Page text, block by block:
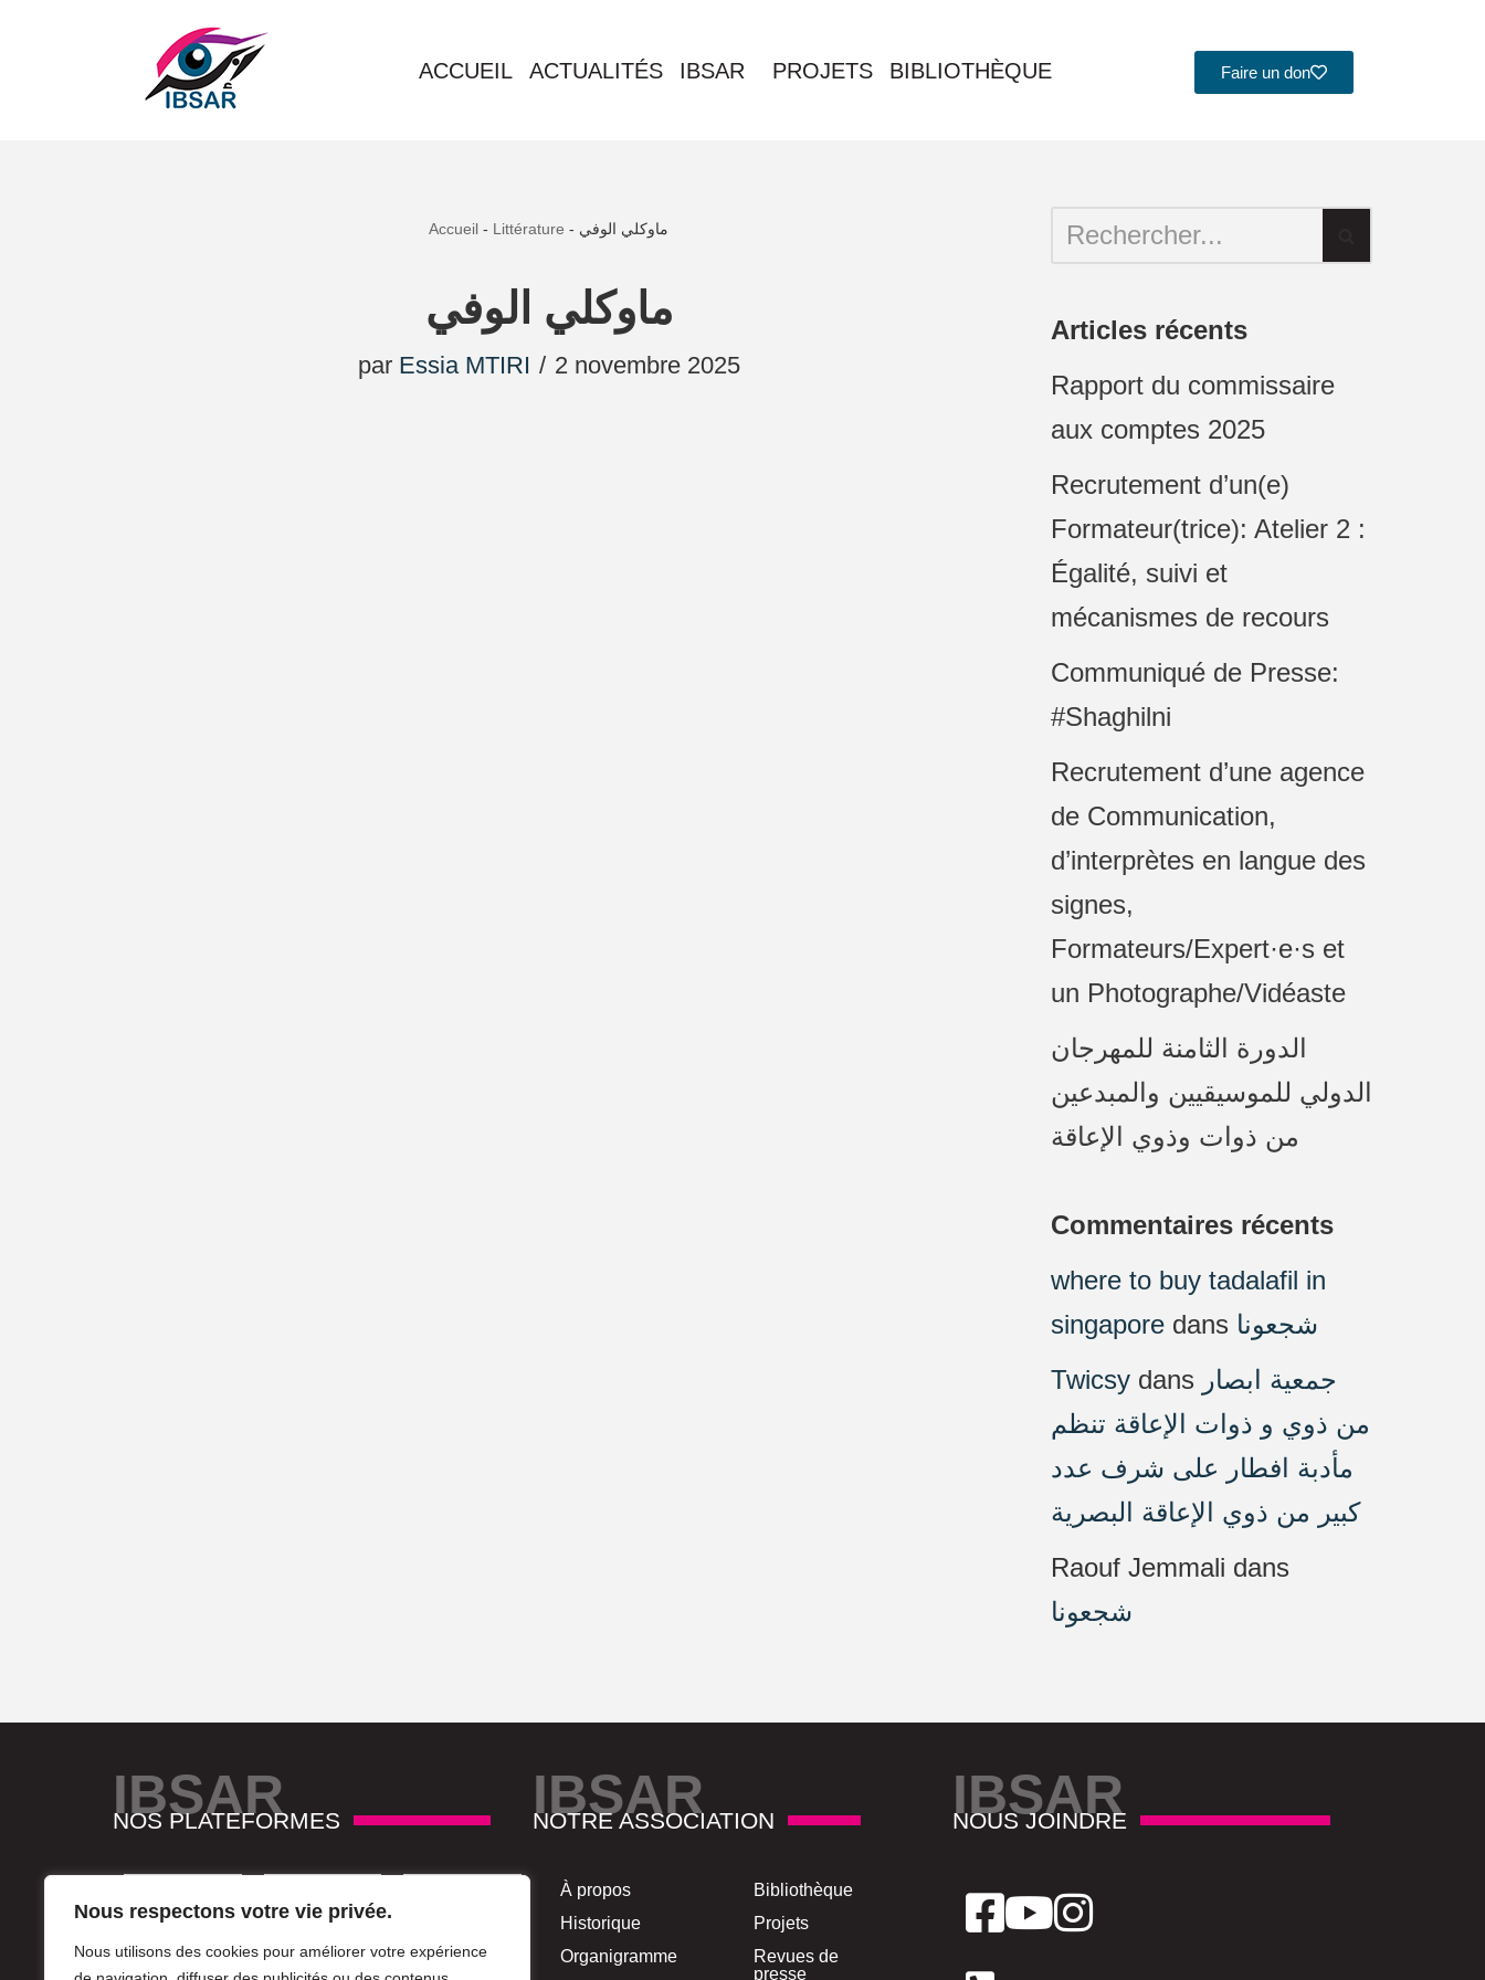
Nous respectons votre vie privée.
Nous utilisons des cookies pour améliorer votre expérience
ACCUEIL ACTUALITÉS IBSAR PROJETS BIBLIOTHÈQUE Faire un don
Accueil - Littérature - ماوكلي الوفي
ماوكلي الوفي
par Essia MTIRI 2 novembre 2025
Articles récents
Rapport du commissaire
aux comptes 2025
Recrutement d’un(e)
Formateur(trice): Atelier 2 :
Égalité, suivi et
mécanismes de recours
Communiqué de Presse:
#Shaghilni
Recrutement d’une agence
de Communication,
d’interprètes en langue des
signes,
Formateurs/Expert·e·s et
un Photographe/Vidéaste
الدورة الثامنة للمهرجان
الدولي للموسيقيين والمبدعين
من ذوات وذوي الإعاقة
Commentaires récents
where to buy tadalafil in
singapore dans شجعونا
Twicsy dans جمعية ابصار
من ذوي و ذوات الإعاقة تنظم
مأدبة افطار على شرف عدد
كبير من ذوي الإعاقة البصرية
Raouf Jemmali dans
شجعونا
IBSAR
NOS PLATEFORMES IBSAR
NOTRE ASSOCIATION
À propos
Historique
Organigramme
Bibliothèque
Projets
Revues de
presse
IBSAR
NOUS JOINDRE